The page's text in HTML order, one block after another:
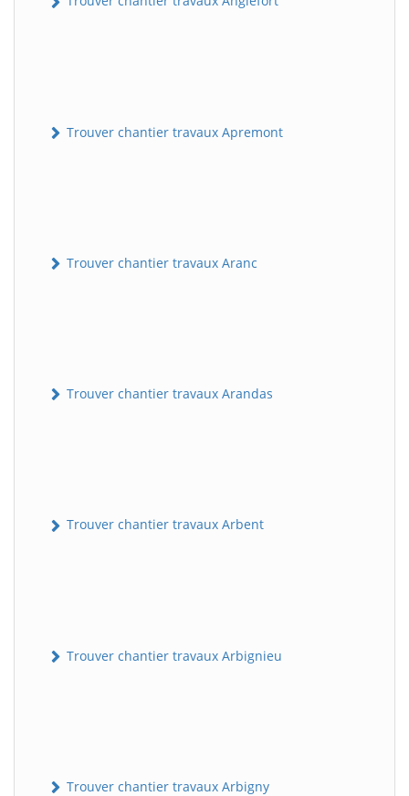
Trouver chantier travaux Apremont
Trouver chantier travaux Aranc
Trouver chantier travaux Arandas
Trouver chantier travaux Arbent
Trouver chantier travaux Arbignieu
Trouver chantier travaux Arbigny